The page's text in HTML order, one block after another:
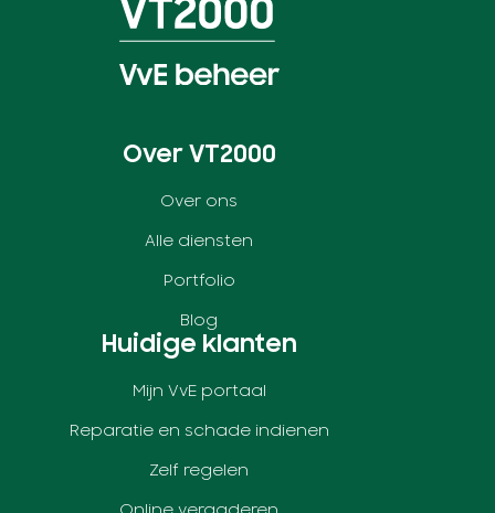
Over VT2000
Over ons
Alle diensten
Portfolio
Blog
Huidige klanten
Mijn VvE portaal
Reparatie en schade indienen
Zelf regelen